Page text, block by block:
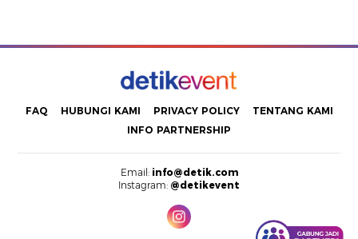
FAQ HUBUNGI KAMI PRIVACY POLICY
TENTANG KAMI
INFO PARTNERSHIP
Email: info@detik.com
Instagram: @detikevent